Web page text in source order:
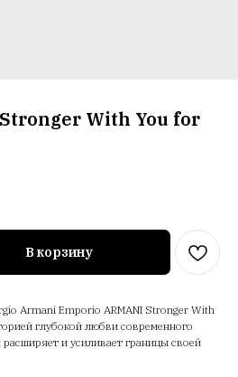
With You for
В корзину
Armani Emporio ARMANI Stronger With
глубокой любви современного
и усиливает границы своей